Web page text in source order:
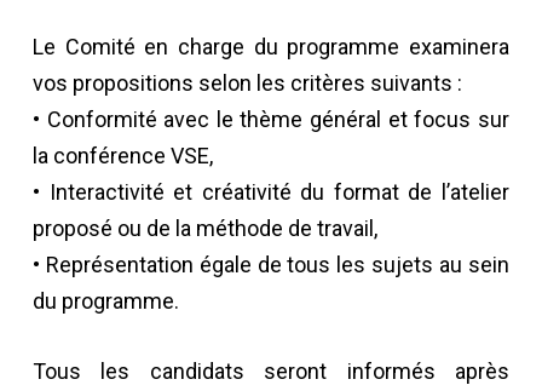
Le Comité en charge du programme examinera
vos propositions selon les critères suivants :
• Conformité avec le thème général et focus sur
la conférence VSE,
• Interactivité et créativité du format de l’atelier
proposé ou de la méthode de travail,
• Représentation égale de tous les sujets au sein
du programme.
Tous les candidats seront informés après